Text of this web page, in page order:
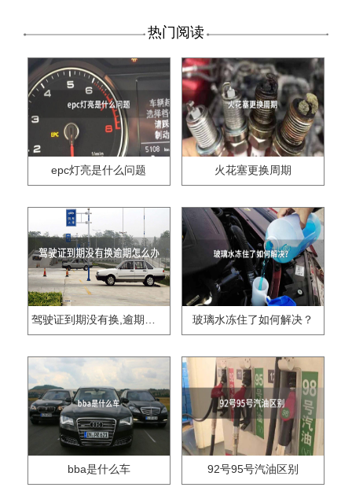
热门阅读
epc灯亮是什么问题 火花塞更换周期
驾驶证到期没有换,逾期怎么办?? 玻璃水冻住了如何解决？
bba是什么车 92号95号汽油区别